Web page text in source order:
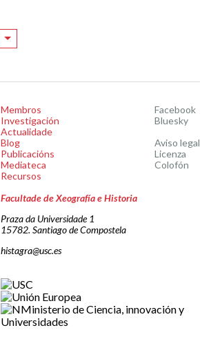
Membros
Investigación
Actualidade
Blog
Publicacións
Mediateca
Recursos
Facebook
Bluesky
Aviso legal
Licenza
Colofón
Facultade de Xeografía e Historia
Praza da Universidade 1
15782. Santiago de Compostela
histagra@usc.es